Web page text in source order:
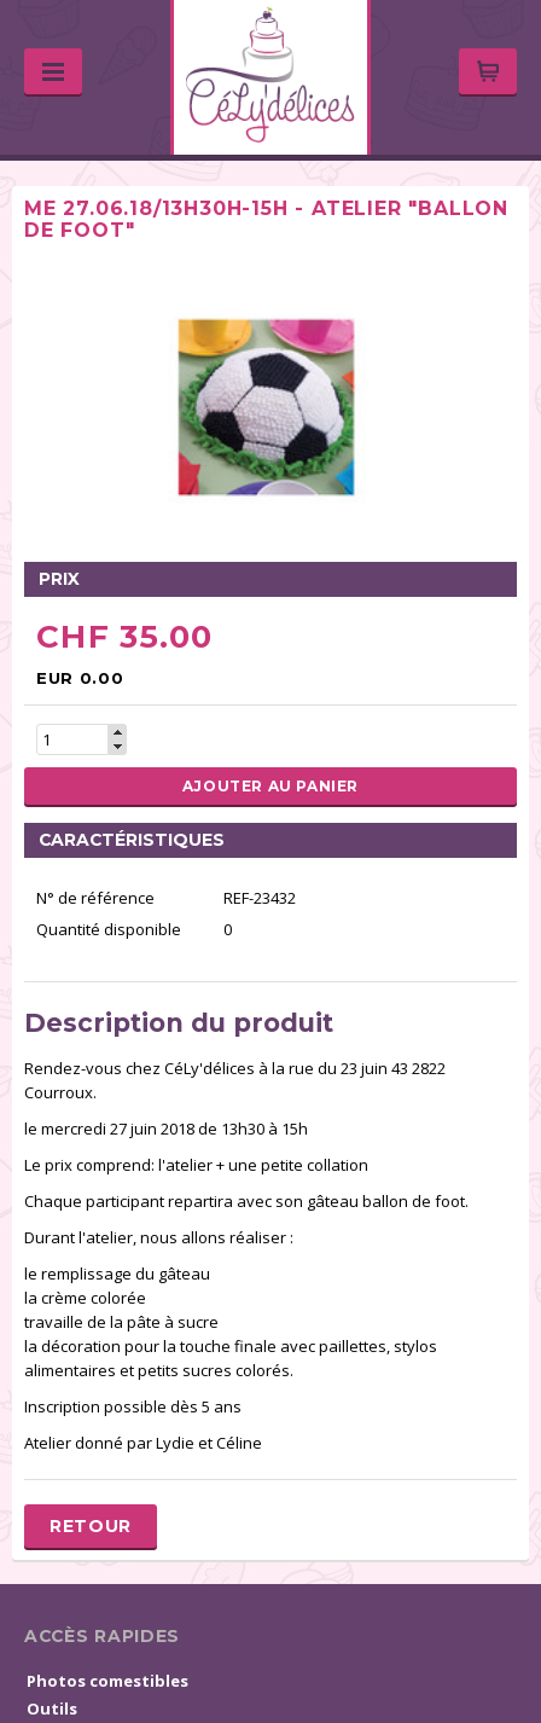
ME 27.06.18/13H30H-15H - ATELIER "BALLON
DE FOOT"
PRIX
CHF 35.00
EUR 0.00
AJOUTER AU PANIER
CARACTÉRISTIQUES
N° de référence
REF-23432
Quantité disponible
0
Description du produit
Rendez-vous chez CéLy'délices à la rue du 23 juin 43 2822
Courroux.
le mercredi 27 juin 2018 de 13h30 à 15h
Le prix comprend: l'atelier + une petite collation
Chaque participant repartira avec son gâteau ballon de foot.
Durant l'atelier, nous allons réaliser :
le remplissage du gâteau
la crème colorée
travaille de la pâte à sucre
la décoration pour la touche finale avec paillettes, stylos
alimentaires et petits sucres colorés.
Inscription possible dès 5 ans
Atelier donné par Lydie et Céline
RETOUR
ACCÈS RAPIDES
Photos comestibles
Outils